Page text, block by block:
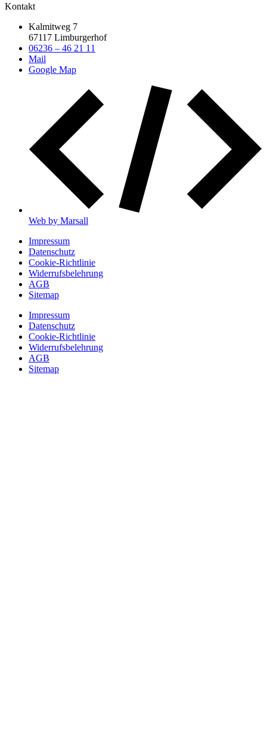
Kontakt
Kalmitweg 7
67117 Limburgerhof
06236 – 46 21 11
Mail
Google Map
Web by Marsall
Impressum
Datenschutz
Cookie-Richtlinie
Widerrufsbelehrung
AGB
Sitemap
Impressum
Datenschutz
Cookie-Richtlinie
Widerrufsbelehrung
AGB
Sitemap